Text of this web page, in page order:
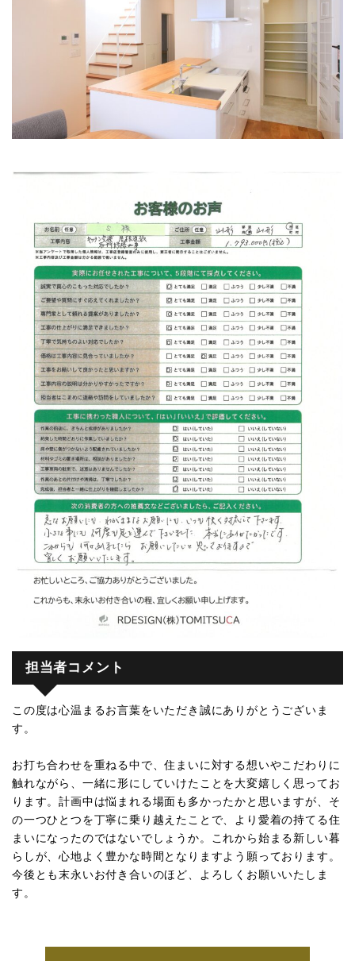
担当者コメント
この度は心温まるお言葉をいただき誠にありがとうございま
す。
お打ち合わせを重ねる中で、住まいに対する想いやこだわりに
触れながら、一緒に形にしていけたことを大変嬉しく思ってお
ります。計画中は悩まれる場面も多かったかと思いますが、そ
の一つひとつを丁寧に乗り越えたことで、より愛着の持てる住
まいになったのではないでしょうか。これから始まる新しい暮
らしが、心地よく豊かな時間となりますよう願っております。
今後とも末永いお付き合いのほど、よろしくお願いいたしま
す。